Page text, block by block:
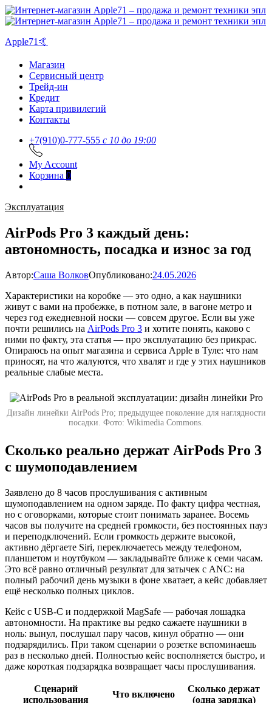
Apple71🤙
Магазин
Сервисный центр
Трейд-ин
Кредит
Карта привилегий
Контакты
+7(910)0-777-555 c 10 до 19:00
My Account
Корзина 0
Эксплуатация
AirPods Pro 3 каждый день:
автономность, посадка и износ за год
Автор:Саша ВолковОпубликовано:24.05.2026
Характеристики на коробке — это одно, а как наушники
живут с вами на пробежке, в потном зале, в вагоне метро и
через год ежедневной носки — совсем другое. Если вы уже
почти решились на AirPods Pro 3 и хотите понять, каково с
ними по факту, эта статья — про эксплуатацию без прикрас.
Опираюсь на опыт магазина и сервиса Apple в Туле: что нам
приносят, на что жалуются, что хвалят и где у этих наушников
реальные слабые места.
Дизайн линейки AirPods Pro; предыдущее поколение для наглядности
посадки. Фото: Wikimedia Commons.
Сколько реально держат AirPods Pro 3
с шумоподавлением
Заявлено до 8 часов прослушивания с активным
шумоподавлением на одном заряде. По факту цифра честная,
но с оговорками, которые стоит понимать заранее. Восемь
часов вы получите на средней громкости, без постоянных пауз
и переподключений. Если громкость держите высокой,
активно дёргаете Siri, переключаетесь между телефоном,
планшетом и ноутбуком — закладывайте ближе к семи часам.
Это всё равно отличный результат для затычек с ANC: на
полный рабочий день музыки в фоне хватает, а кейс добавляет
ещё несколько полных циклов.
Кейс с USB-C и поддержкой MagSafe — рабочая лошадка
автономности. На практике вы редко сажаете наушники в
ноль: вынул, послушал пару часов, кинул обратно — они
подзарядились. При таком сценарии о розетке вспоминаешь
раз в несколько дней. Полностью кейс восполняется быстро, и
даже короткая подзарядка возвращает часы прослушивания.
Сценарий
использования
Что включено
Сколько держат
(одна зарядка)